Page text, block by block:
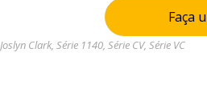
Faça
Joslyn Clark, Série 1140 Série CV, Série VC